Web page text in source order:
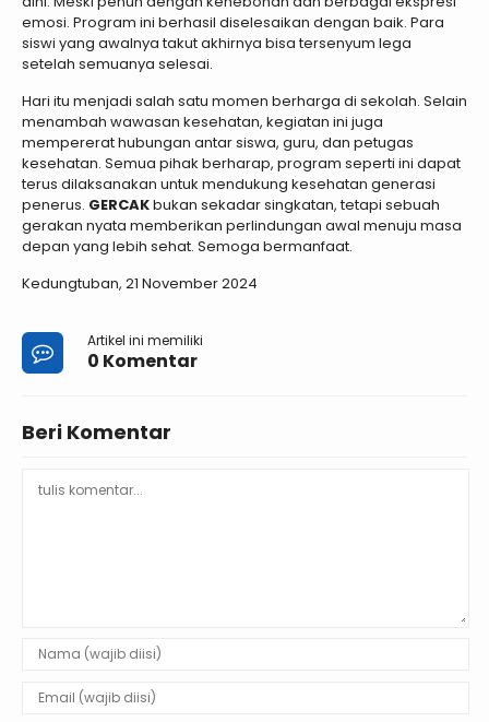
emosi. Program ini berhasil diselesaikan dengan baik. Para
siswi yang awalnya takut akhirnya bisa tersenyum lega
setelah semuanya selesai.
Hari itu menjadi salah satu momen berharga di sekolah. Selain
menambah wawasan kesehatan, kegiatan ini juga
mempererat hubungan antar siswa, guru, dan petugas
kesehatan. Semua pihak berharap, program seperti ini dapat
terus dilaksanakan untuk mendukung kesehatan generasi
penerus. GERCAKbukan sekadar singkatan, tetapi sebuah
gerakan nyata memberikan perlindungan awal menuju masa
depan yang lebih sehat. Semoga bermanfaat.
Kedungtuban, 21 November 2024
Artikel ini memiliki
0 Komentar
Beri Komentar